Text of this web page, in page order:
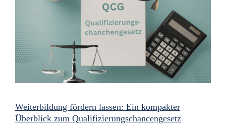
Weiterbildung fördern lassen: Ein kompakter
Überblick zum Qualifizierungschancengesetz